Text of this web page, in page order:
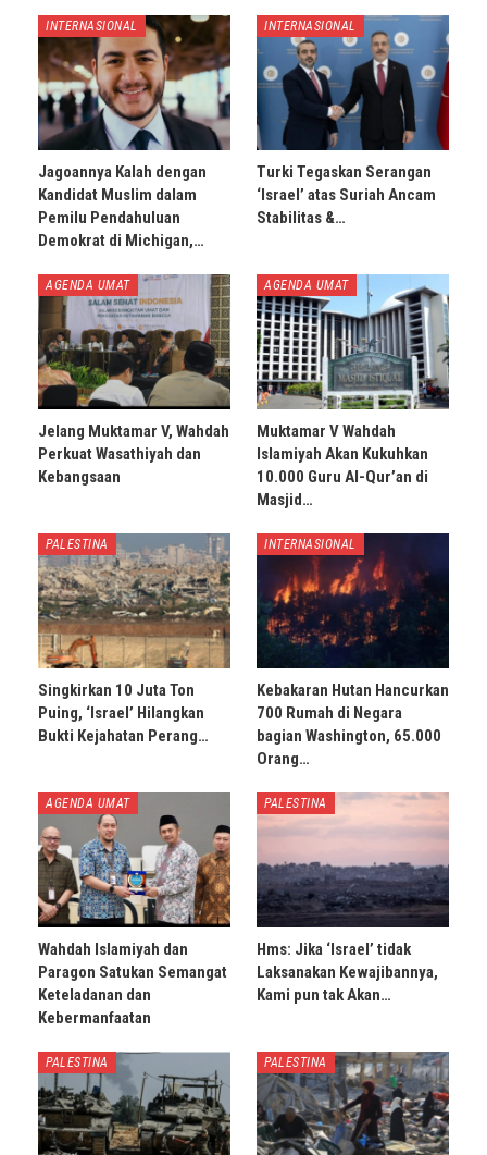
INTERNASIONAL
Jagoannya Kalah dengan
Kandidat Muslim dalam
Pemilu Pendahuluan
Demokrat di Michigan,…
INTERNASIONAL
Turki Tegaskan Serangan
‘Israel’ atas Suriah Ancam
Stabilitas &…
AGENDA UMAT
Jelang Muktamar V, Wahdah
Perkuat Wasathiyah dan
Kebangsaan
AGENDA UMAT
Muktamar V Wahdah
Islamiyah Akan Kukuhkan
10.000 Guru Al-Qur’an di
Masjid…
PALESTINA
Singkirkan 10 Juta Ton
Puing, ‘Israel’ Hilangkan
Bukti Kejahatan Perang…
INTERNASIONAL
Kebakaran Hutan Hancurkan
700 Rumah di Negara
bagian Washington, 65.000
Orang…
AGENDA UMAT
Wahdah Islamiyah dan
Paragon Satukan Semangat
Keteladanan dan
Kebermanfaatan
PALESTINA
Hms: Jika ‘Israel’ tidak
Laksanakan Kewajibannya,
Kami pun tak Akan…
PALESTINA PALESTINA